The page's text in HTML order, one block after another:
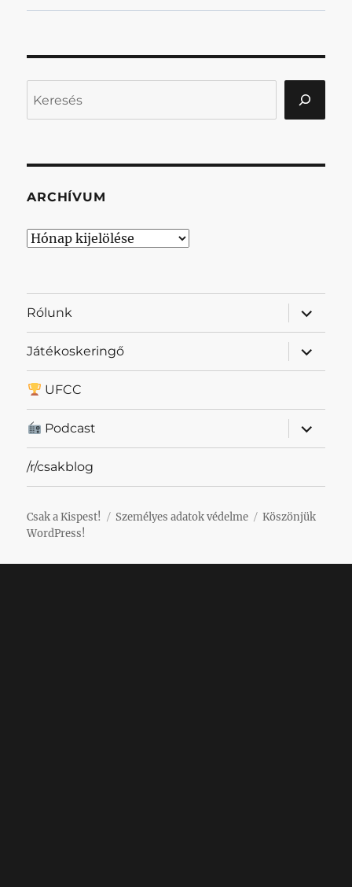
ARCHÍVUM
Archívum
Rólunk
almenü
Játékoskeringő
almenü
UFCC
Podcast
almenü
/r/csakblog
Csak a Kispest! Személyes adatok védelme
Köszönjük
WordPress!